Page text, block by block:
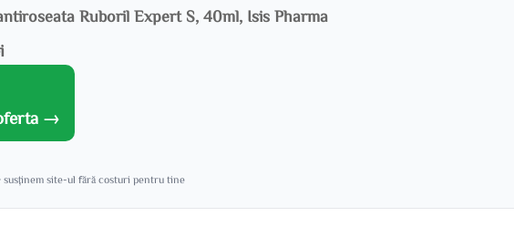
Ruboril Expert S, 40ml, Isis Pharma
→
susținem site-ul fără costuri pentru tine